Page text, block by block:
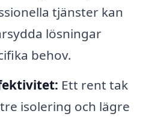
tjänster kan
lösningar
behov.
Ett rent tak
isolering och lägre